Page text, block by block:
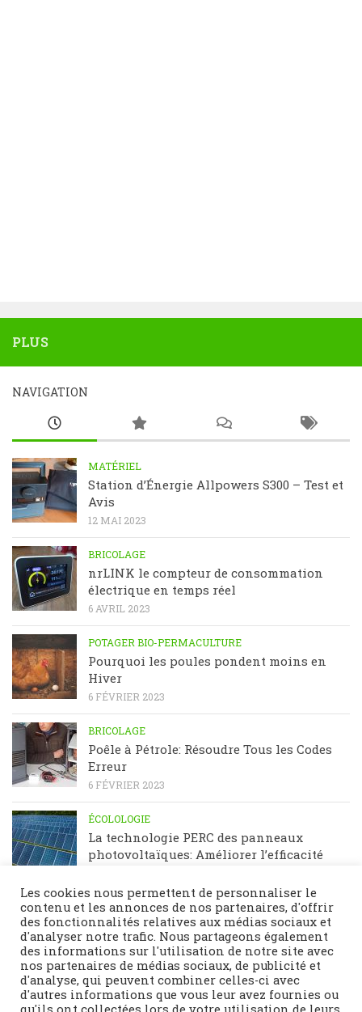
PLUS
NAVIGATION
MATÉRIEL
Station d’Énergie Allpowers S300 – Test et
Avis
12 MAI 2023
BRICOLAGE
nrLINK le compteur de consommation
électrique en temps réel
6 AVRIL 2023
POTAGER BIO-PERMACULTURE
Pourquoi les poules pondent moins en
Hiver
6 FÉVRIER 2023
BRICOLAGE
Poêle à Pétrole: Résoudre Tous les Codes
Erreur
6 FÉVRIER 2023
ÉCOLOLOGIE
La technologie PERC des panneaux
photovoltaïques: Améliorer l’efficacité
23 JANVIER 2023
Les cookies nous permettent de personnaliser le
contenu et les annonces de nos partenaires, d'offrir
des fonctionnalités relatives aux médias sociaux et
d'analyser notre trafic. Nous partageons également
des informations sur l'utilisation de notre site avec
nos partenaires de médias sociaux, de publicité et
d'analyse, qui peuvent combiner celles-ci avec
d'autres informations que vous leur avez fournies ou